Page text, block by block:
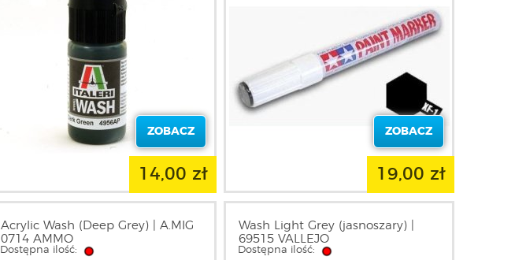
ZOBACZ
14,00 zł
ZOBACZ
19,00 zł
Acrylic Wash (Deep Grey) | A.MIG
0714 AMMO
Dostępna ilość:
Wash Light Grey (jasnoszary) |
69515 VALLEJO
Dostępna ilość: